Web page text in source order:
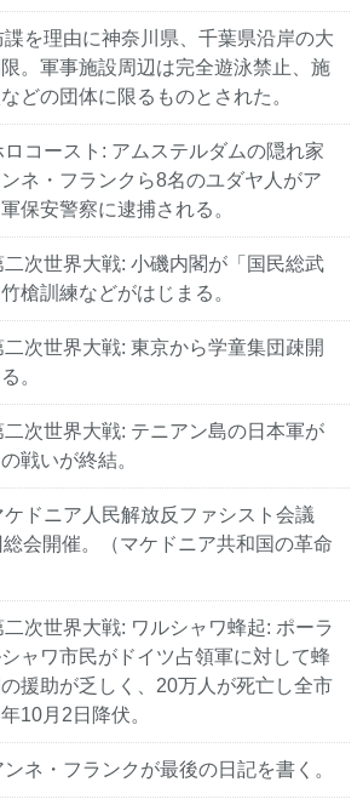
を理由に神奈川県、千葉県沿岸の大
。軍事施設周辺は完全遊泳禁止、施
どの団体に限るものとされた。
コースト: アムステルダムの隠れ家
ネ・フランクら8名のユダヤ人がア
保安警察に逮捕される。
次世界大戦: 小磯内閣が「国民総武
槍訓練などがはじまる。
次世界大戦: 東京から学童集団疎開
。
次世界大戦: テニアン島の日本軍が
戦いが終結。
ドニア人民解放反ファシスト会議
会開催。（マケドニア共和国の革命
次世界大戦: ワルシャワ蜂起: ポーラ
ャワ市民がドイツ占領軍に対して蜂
援助が乏しく、20万人が死亡し全市
10月2日降伏。
ネ・フランクが最後の日記を書く。